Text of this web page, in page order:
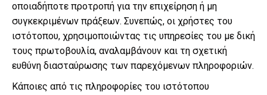
οποιαδήποτε προτροπή για την επιχείρηση ή μη
συγκεκριμένων πράξεων. Συνεπώς, οι χρήστες του
ιστότοπου, χρησιμοποιώντας τις υπηρεσίες του με δική
τους πρωτοβουλία, αναλαμβάνουν και τη σχετική
ευθύνη διασταύρωσης των παρεχόμενων πληροφοριών.
Κάποιες από τις πληροφορίες του ιστότοπου